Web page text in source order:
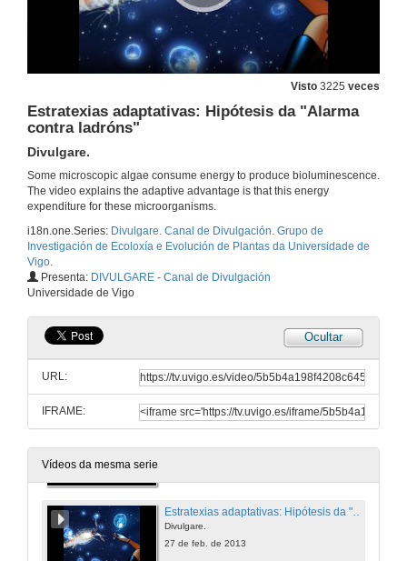
Visto 3225 veces
Estratexias adaptativas: Hipótesis da "Alarma
contra ladróns"
Divulgare.
Some microscopic algae consume energy to produce bioluminescence.
The video explains the adaptive advantage is that this energy
expenditure for these microorganisms.
i18n.one.Series: Divulgare. Canal de Divulgación. Grupo de
Investigación de Ecoloxía e Evolución de Plantas da Universidade de
Vigo.
Presenta: DIVULGARE - Canal de Divulgación
Universidade de Vigo
Ocultar
URL:
IFRAME:
Vídeos da mesma serie
Selección direccional.
Divulgare.
27 de feb. de 2013
Divulgare.
Divulgare.
Divulgare.
A importancia dos lagartos nos ecosistemas insulares.
Divulgare.
27 de feb. de 2013
Invasiones Biológicas. El caso del mejillón cebra (Dreissena polymorpha).
Estratexias adaptativas: Hipótesis da "Alarma contra ladróns"
Divulgare.
27 de feb. de 2013